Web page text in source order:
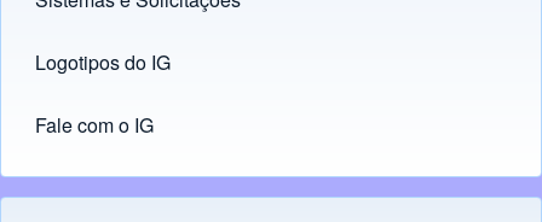
Logotipos do IG
(opens in new tab)
Fale com o IG